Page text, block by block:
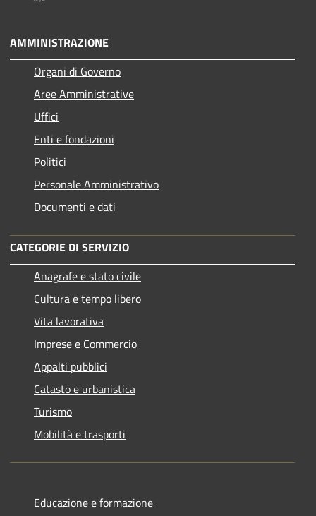
AMMINISTRAZIONE
Organi di Governo
Aree Amministrative
Uffici
Enti e fondazioni
Politici
Personale Amministrativo
Documenti e dati
CATEGORIE DI SERVIZIO
Anagrafe e stato civile
Cultura e tempo libero
Vita lavorativa
Imprese e Commercio
Appalti pubblici
Catasto e urbanistica
Turismo
Mobilità e trasporti
Educazione e formazione